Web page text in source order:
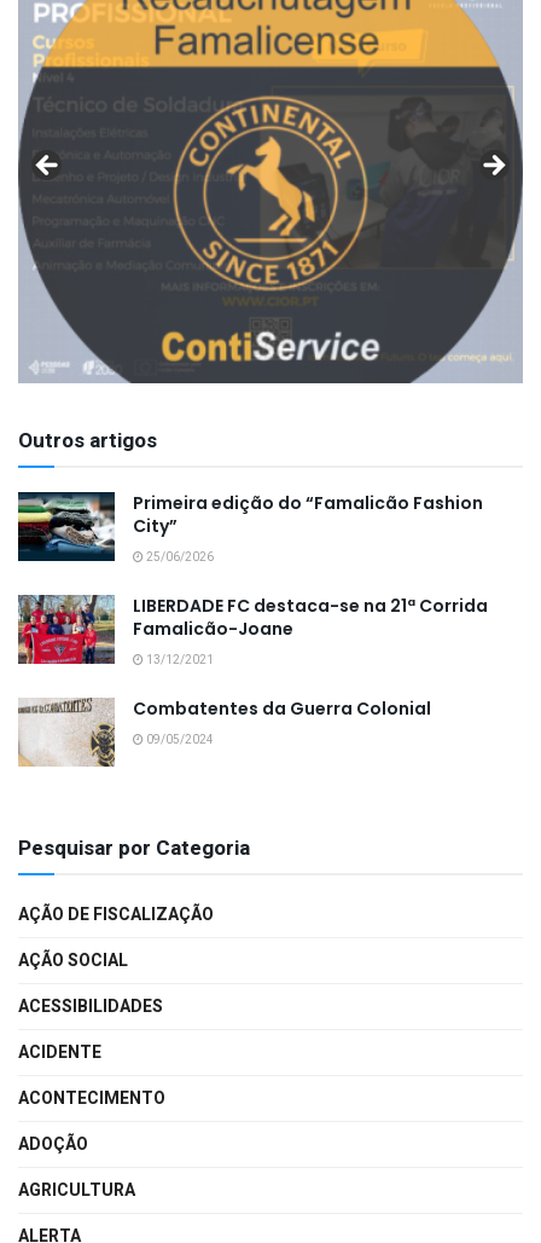
Outros artigos
Primeira edição do “Famalicão Fashion
City”
25/06/2026
LIBERDADE FC destaca-se na 21ª Corrida
Famalicão-Joane
13/12/2021
Combatentes da Guerra Colonial
09/05/2024
Pesquisar por Categoria
AÇÃO DE FISCALIZAÇÃO
AÇÃO SOCIAL
ACESSIBILIDADES
ACIDENTE
ACONTECIMENTO
ADOÇÃO
AGRICULTURA
ALERTA